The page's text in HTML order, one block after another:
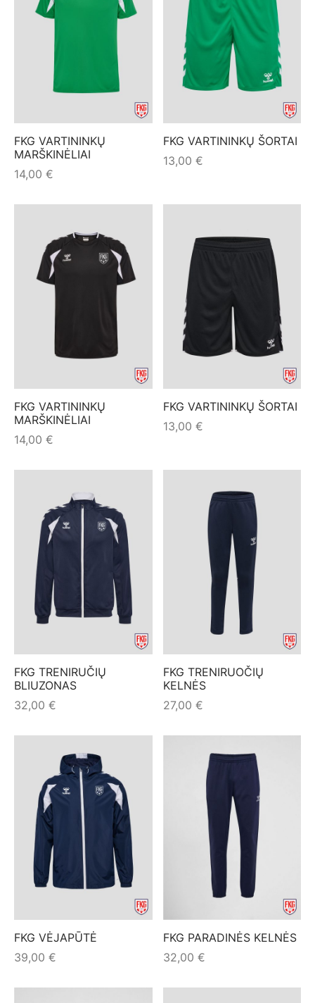
FKG VARTININKŲ
MARŠKINĖLIAI
14,00 €
FKG VARTININKŲ ŠORTAI
13,00 €
FKG VARTININKŲ
MARŠKINĖLIAI
14,00 €
FKG VARTININKŲ ŠORTAI
13,00 €
FKG TRENIRUČIŲ
BLIUZONAS
32,00 €
FKG TRENIRUOČIŲ
KELNĖS
27,00 €
FKG VĖJAPŪTĖ
39,00 €
FKG PARADINĖS KELNĖS
32,00 €